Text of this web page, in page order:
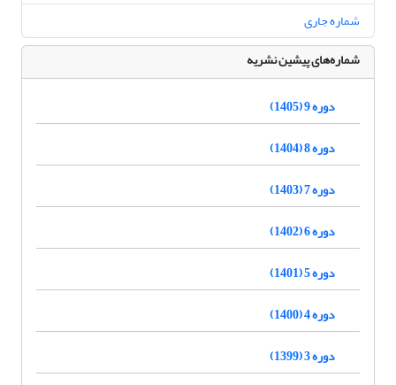
شماره جاری
شماره‌های پیشین نشریه
دوره 9 (1405)
دوره 8 (1404)
دوره 7 (1403)
دوره 6 (1402)
دوره 5 (1401)
دوره 4 (1400)
دوره 3 (1399)